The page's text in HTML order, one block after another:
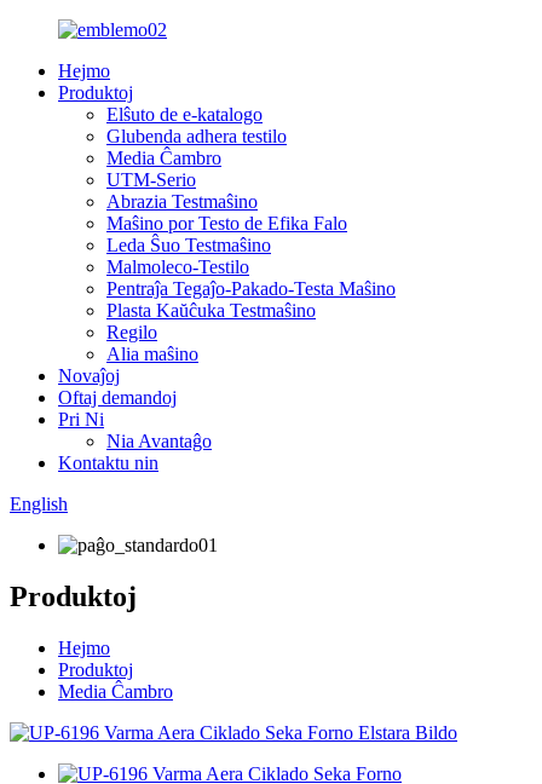
Hejmo
Produktoj
Elŝuto de e-katalogo
Glubenda adhera testilo
Media Ĉambro
UTM-Serio
Abrazia Testmaŝino
Maŝino por Testo de Efika Falo
Leda Ŝuo Testmaŝino
Malmoleco-Testilo
Pentraĵa Tegaĵo-Pakado-Testa Maŝino
Plasta Kaŭĉuka Testmaŝino
Regilo
Alia maŝino
Novaĵoj
Oftaj demandoj
Pri Ni
Nia Avantaĝo
Kontaktu nin
English
Produktoj
Hejmo
Produktoj
Media Ĉambro